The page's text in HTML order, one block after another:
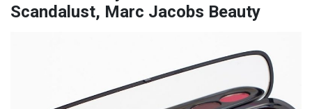
Scandalust, Marc Jacobs Beauty